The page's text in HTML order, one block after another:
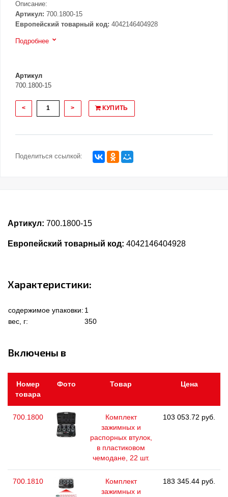
Описание:
Артикул: 700.1800-15
Европейский товарный код: 4042146404928
Подробнее
Артикул
700.1800-15
< > КУПИТЬ
Поделиться ссылкой:
Артикул: 700.1800-15
Европейский товарный код: 4042146404928
Характеристики:
содержимое упаковки: 1
вес, г:
350
Включены в
Номер
товара
Фото Товар Цена
700.1800
Комплект
зажимных и
распорных втулок,
в пластиковом
чемодане, 22 шт.
103 053.72 руб.
700.1810
Комплект
зажимных и
183 345.44 руб.